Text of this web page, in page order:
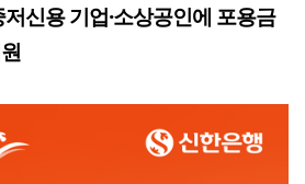
신용 기업·소상공인에 포용금